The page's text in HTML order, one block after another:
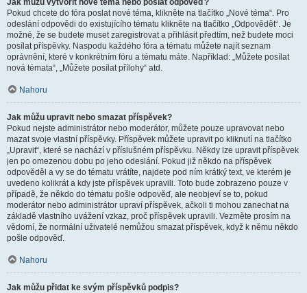
Jak můžu vytvořit nové téma nebo poslat odpověď?
Pokud chcete do fóra poslat nové téma, klikněte na tlačítko „Nové téma“. Pro
odeslání odpovědi do existujícího tématu klikněte na tlačítko „Odpovědět“. Je
možné, že se budete muset zaregistrovat a přihlásit předtím, než budete moci
posílat příspěvky. Naspodu každého fóra a tématu můžete najít seznam
oprávnění, které v konkrétním fóru a tématu máte. Například: „Můžete posílat
nová témata“, „Můžete posílat přílohy“ atd.
Nahoru
Jak můžu upravit nebo smazat příspěvek?
Pokud nejste administrátor nebo moderátor, můžete pouze upravovat nebo
mazat svoje vlastní příspěvky. Příspěvek můžete upravit po kliknutí na tlačítko
„Upravit“, které se nachází v příslušném příspěvku. Někdy lze upravit příspěvek
jen po omezenou dobu po jeho odeslání. Pokud již někdo na příspěvek
odpověděl a vy se do tématu vrátíte, najdete pod ním krátký text, ve kterém je
uvedeno kolikrát a kdy jste příspěvek upravili. Toto bude zobrazeno pouze v
případě, že někdo do tématu pošle odpověď, ale neobjeví se to, pokud
moderátor nebo administrátor upraví příspěvek, ačkoli ti mohou zanechat na
základě vlastního uvážení vzkaz, proč příspěvek upravili. Vezměte prosím na
vědomí, že normální uživatelé nemůžou smazat příspěvek, když k němu někdo
pošle odpověď.
Nahoru
Jak můžu přidat ke svým příspěvků podpis?